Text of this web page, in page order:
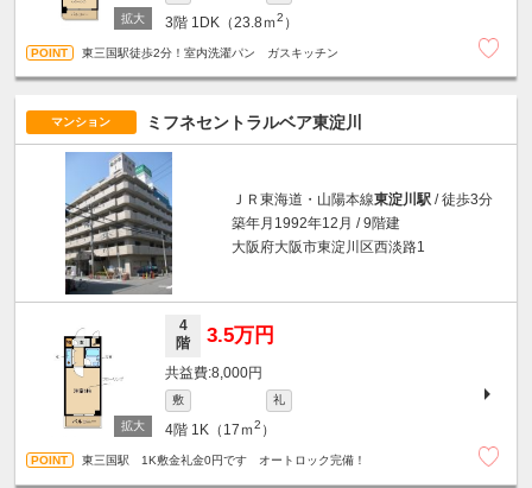
3階 1DK（23.8ｍ2 ）
東三国駅徒歩2分！室内洗濯パン ガスキッチン
マンション ミフネセントラルベア東淀川
ＪＲ東海道・山陽本線東淀川駅 / 徒歩3分
築年月1992年12月 / 9階建
大阪府大阪市東淀川区西淡路1
4
階
3.5万円
8,000円
敷 礼
4階 1K（17ｍ2 ）
東三国駅 1K敷金礼金0円です オートロック完備！